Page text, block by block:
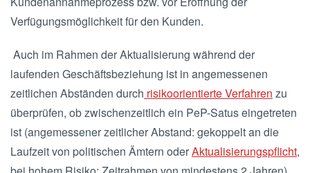
Verfügungsmöglichkeit für den Kunden.
Auch im Rahmen der Aktualisierung während der
laufenden Geschäftsbeziehung ist in angemessenen
zeitlichen Abständen durch risikoorientierte Verfahren zu
überprüfen, ob zwischenzeitlich ein PeP-Satus eingetreten
ist (angemessener zeitlicher Abstand: gekoppelt an die
Laufzeit von politischen Ämtern oderAktualisierungspflicht,